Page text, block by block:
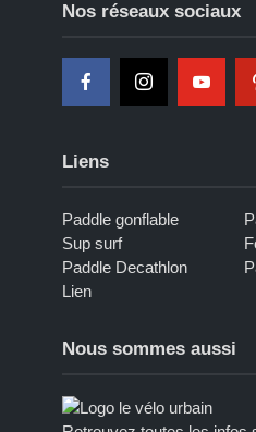
Nos réseaux sociaux
Liens
Paddle gonflable
Sup surf
Paddle Decathlon
Lien
Nous sommes aussi